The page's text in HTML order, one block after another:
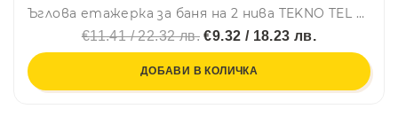
Ъглова етажерка за баня на 2 нива TEKNO TEL BK 022P, 21х21х28 см, Закрепване с дюбел, Розов
€11.41 / 22.32 лв. €9.32 / 18.23 лв.
ДОБАВИ В КОЛИЧКА